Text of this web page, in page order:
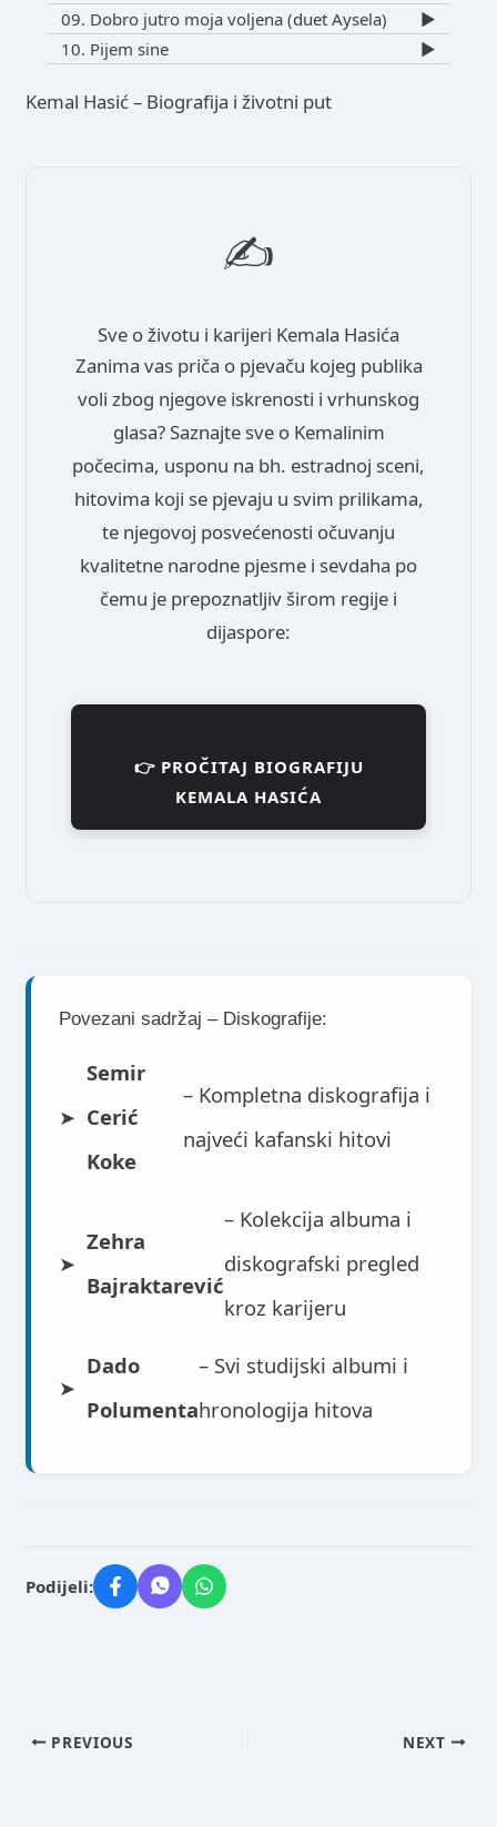
09. Dobro jutro moja voljena (duet Aysela)
▶️
10. Pijem sine
▶️
Kemal Hasić – Biografija i životni put
✍️
Sve o životu i karijeri Kemala Hasića
Zanima vas priča o pjevaču kojeg publika
voli zbog njegove iskrenosti i vrhunskog
glasa? Saznajte sve o Kemalinim
počecima, usponu na bh. estradnoj sceni,
hitovima koji se pjevaju u svim prilikama,
te njegovoj posvećenosti očuvanju
kvalitetne narodne pjesme i sevdaha po
čemu je prepoznatljiv širom regije i
dijaspore:
👉 PROČITAJ BIOGRAFIJU
KEMALA HASIĆA
Povezani sadržaj – Diskografije:
➤
Semir
Cerić
Koke
– Kompletna diskografija i
najveći kafanski hitovi
➤
Zehra
Bajraktarević
– Kolekcija albuma i
diskografski pregled
kroz karijeru
➤
Dado
Polumenta
– Svi studijski albumi i
hronologija hitova
Podijeli:
PREVIOUS NEXT